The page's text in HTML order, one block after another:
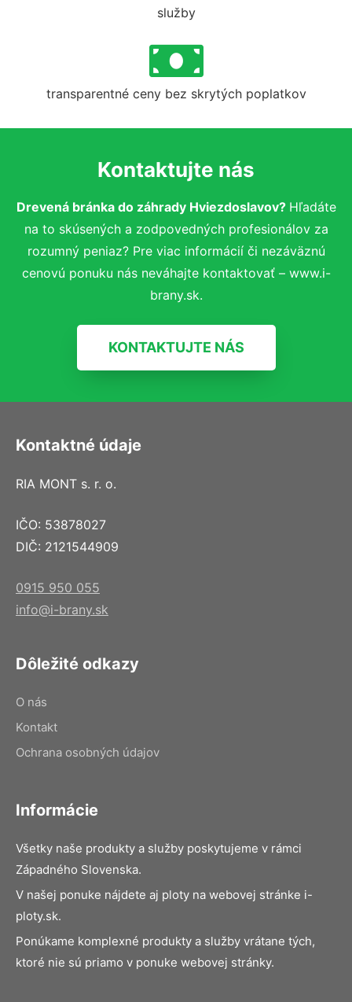
služby
transparentné ceny bez skrytých poplatkov
Kontaktujte nás
Drevená bránka do záhrady Hviezdoslavov? Hľadáte
na to skúsených a zodpovedných profesionálov za
rozumný peniaz? Pre viac informácií či nezáväznú
cenovú ponuku nás neváhajte kontaktovať – www.i-
brany.sk.
KONTAKTUJTE NÁS
Kontaktné údaje
RIA MONT s. r. o.
IČO: 53878027
DIČ: 2121544909
0915 950 055
info@i-brany.sk
Dôležité odkazy
O nás
Kontakt
Ochrana osobných údajov
Informácie
Všetky naše produkty a služby poskytujeme v rámci
Západného Slovenska.
V našej ponuke nájdete aj ploty na webovej stránke i-
ploty.sk.
Ponúkame komplexné produkty a služby vrátane tých,
ktoré nie sú priamo v ponuke webovej stránky.